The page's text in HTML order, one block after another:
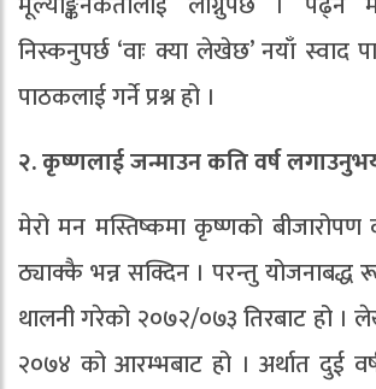
निस्कनुपर्छ ‘वाः क्या लेखेछ’ नयाँ स्वाद
पाठकलाई गर्ने प्रश्न हो ।
२. कृष्णलाई जन्माउन कति वर्ष
मेरो मन मस्तिष्कमा कृष्णको
ठ्याक्कै भन्न सक्दिन । परन्तु
थालनी गरेको २०७२/०७३ तिरबाट हो
२०७४ को आरम्भबाट हो । अर्थात दुई